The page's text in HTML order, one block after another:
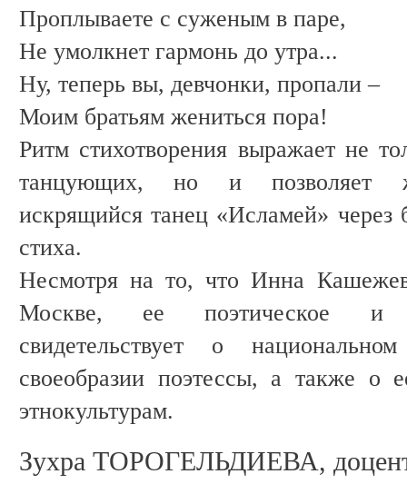
Проплываете с суженым в паре,
Не умолкнет гармонь до утра...
Ну, теперь вы, девчонки, пропали –
Моим братьям жениться пора!
Ритм стихотворения выражает не
танцующих, но и позволяет
искрящийся танец «Исламей»
стиха.
Несмотря на то, что Инна
Москве, ее поэтическое и
свидетельствует о
своеобразии поэтессы, а также о
этнокультурам.
Зухра ТОРОГЕЛЬДИЕВА,